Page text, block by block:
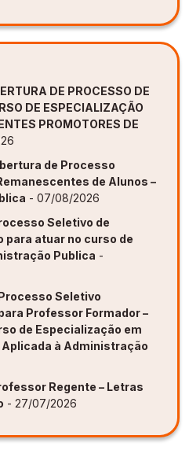
DE PROCESSO DE
DE ESPECIALIZAÇÃO
PROMOTORES DE
de Processo
de Alunos –
- 07/08/2026
Seletivo de
para atuar no curso de
Publica -
Seletivo
Professor Formador –
de Especialização em
à Administração
Regente – Letras
- 27/07/2026